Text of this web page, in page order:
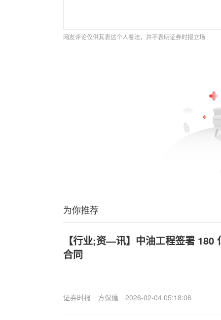
网友评论仅供其表达个人看法，并不表明证券时报立场
为你推荐
【行业;资—讯】中油工程签署 180
合同
证券时报 方保僑 2026-02-04 05:18:06